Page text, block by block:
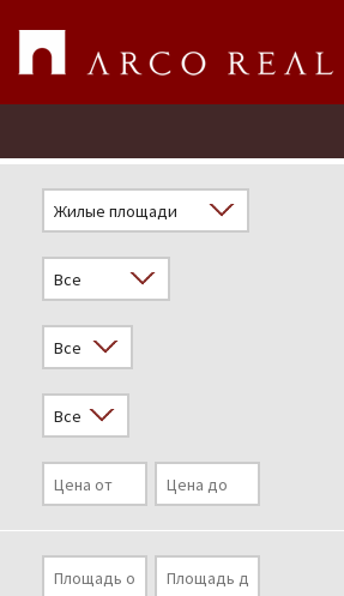
Оценка недвижимости
Предприятие
Услуги
Kонтакты